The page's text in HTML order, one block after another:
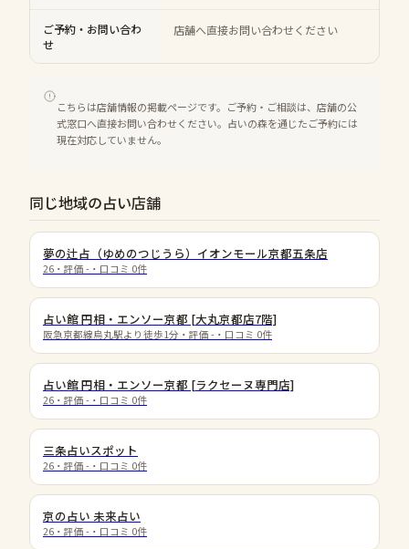
ご予約・お問い合わ
せ
店舗へ直接お問い合わせください
こちらは店舗情報の掲載ページです。ご予約・ご相談は、店舗の公
式窓口へ直接お問い合わせください。占いの森を通じたご予約には
現在対応していません。
同じ地域の占い店舗
夢の辻占（ゆめのつじうら）イオンモール京都五条店
26 ・評価 - ・口コミ 0件
占い館 円相・エンソー京都 [大丸京都店7階]
阪急京都線烏丸駅より徒歩1分 ・評価 - ・口コミ 0件
占い館 円相・エンソー京都 [ラクセーヌ専門店]
26 ・評価 - ・口コミ 0件
三条占いスポット
26 ・評価 - ・口コミ 0件
京の占い 未来占い
26 ・評価 - ・口コミ 0件